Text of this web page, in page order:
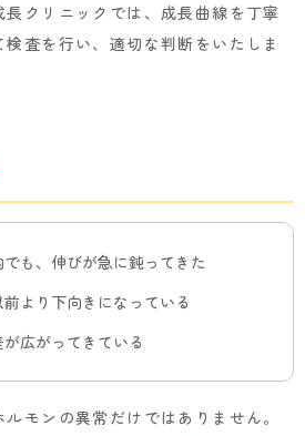
クリニックでは、成長曲線を丁寧
査を行い、適切な判断をいたしま
も、伸びが急に鈍ってきた
より下向きになっている
広がってきている
モンの異常だけではありません。